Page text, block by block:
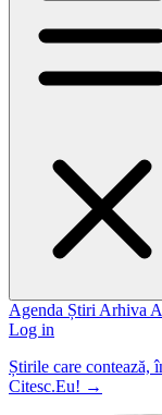
Agenda Știri Arhiva
Log in
Știrile care contează,
Citesc.Eu! →